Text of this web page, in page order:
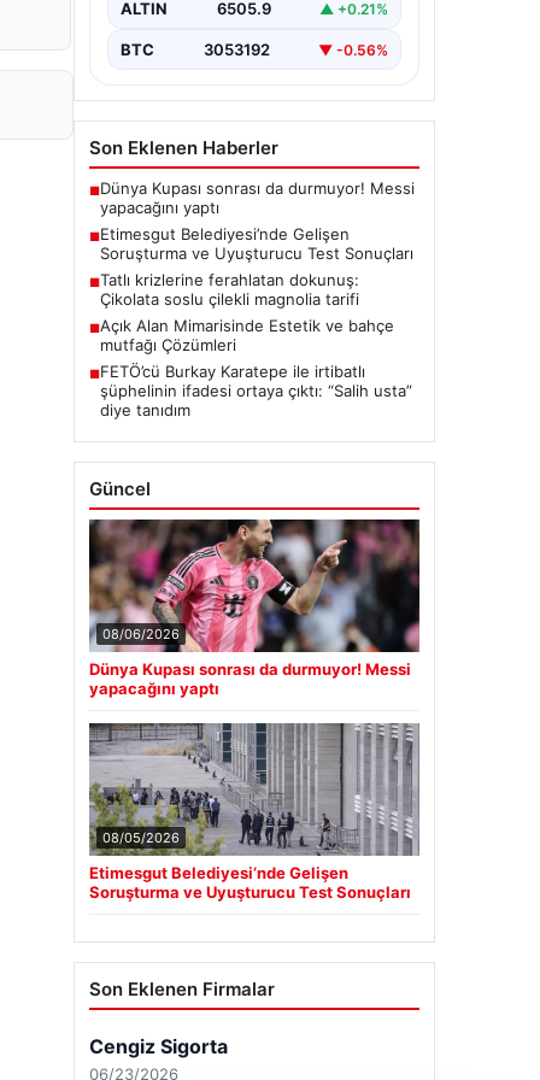
seriyor. Soruşturma kapsamında,…
ALTIN 6505.9 ▲ +0.21%
BTC 3053192 ▼ -0.56%
Son Eklenen Haberler
■Dünya Kupası sonrası da durmuyor! Messi
yapacağını yaptı
■Etimesgut Belediyesi’nde Gelişen
Soruşturma ve Uyuşturucu Test Sonuçları
■Tatlı krizlerine ferahlatan dokunuş:
Çikolata soslu çilekli magnolia tarifi
■Açık Alan Mimarisinde Estetik ve bahçe
mutfağı Çözümleri
■FETÖ’cü Burkay Karatepe ile irtibatlı
şüphelinin ifadesi ortaya çıktı: “Salih usta”
diye tanıdım
Güncel
08/06/2026
Dünya Kupası sonrası da durmuyor! Messi
yapacağını yaptı
08/05/2026
Etimesgut Belediyesi’nde Gelişen
Soruşturma ve Uyuşturucu Test Sonuçları
Son Eklenen Firmalar
Cengiz Sigorta
06/23/2026